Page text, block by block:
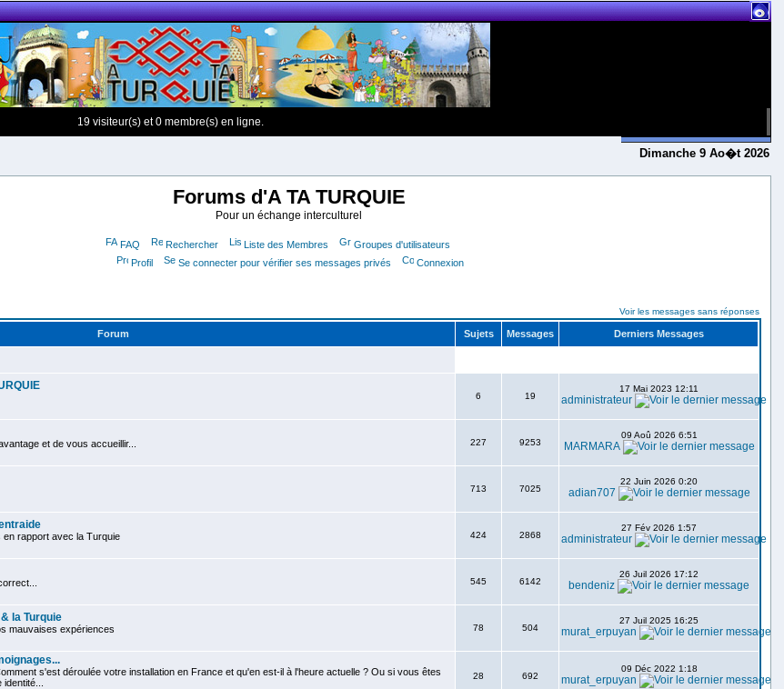
19 visiteur(s) et 0 membre(s) en ligne.
Dimanche 9 Ao�t 2026
Forums d'A TA TURQUIE
Pour un échange interculturel
FAQ Rechercher Liste des Membres
Groupes d'utilisateurs
Profil
Se connecter pour vérifier ses messages privés Connexion
Voir les messages sans réponses
Forum Sujets Messages Derniers Messages
6 19
17 Mai 2023 12:11
administrateur
et de vous accueillir... 227 9253
09 Aoû 2026 6:51
MARMARA
713 7025
22 Juin 2026 0:20
adian707
rapport avec la Turquie 424 2868
27 Fév 2026 1:57
administrateur
545 6142
26 Juil 2026 17:12
bendeniz
la Turquie
mauvaises expériences 78 504
27 Juil 2025 16:25
murat_erpuyan
s'est déroulée votre installation en France et qu'en est-il à l'heure actuelle ? Ou si vous êtes
28 692
09 Déc 2022 1:18
murat_erpuyan